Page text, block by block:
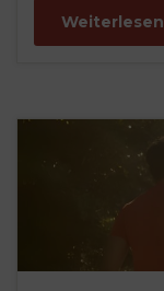
Weiterlesen